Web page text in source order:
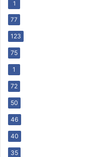
1
77
123
75
1
72
50
46
40
35